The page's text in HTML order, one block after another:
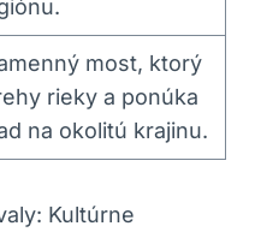
most, ktorý
rieky a ponúka
na okolitú krajinu.